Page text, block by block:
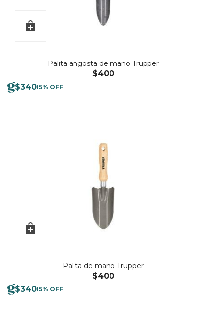
Palita angosta de mano Trupper
$400
$34015% OFF
Palita de mano Trupper
$400
$34015% OFF